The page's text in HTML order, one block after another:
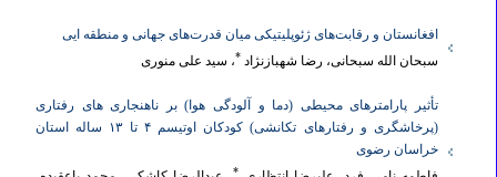
افغانستان و رقابت‌های ژئوپلیتیکی میان قدرت‌های جهانی و منطقه ایی
سبحان الله سبحانی، رضا شهبازنژاد ، سید علی منوری
تأثیر پارامترهای محیطی (دما و آلودگی هوا) بر ناهنجاری های رفتاری
(پرخاشگری و رفتارهای تکانشی) کودکان اوتیسم ۴ تا ۱۳ ساله استان
خراسان رضوی